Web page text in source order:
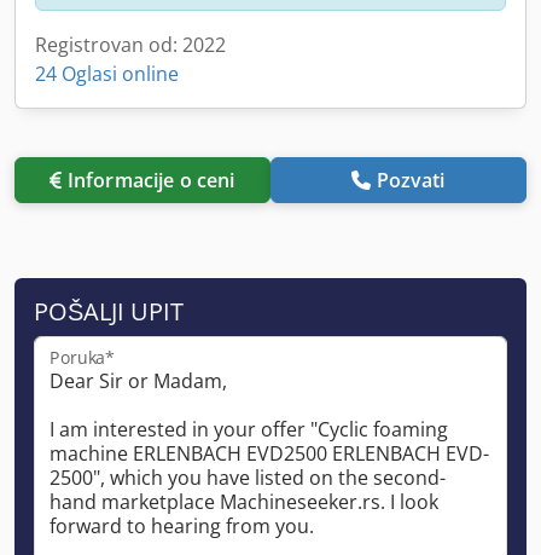
Registrovan od: 2022
24 Oglasi online
Informacije o ceni Pozvati
POŠALJI UPIT
Poruka*